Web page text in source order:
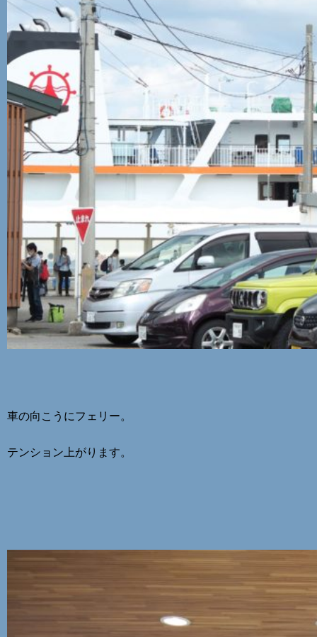
車の向こうにフェリー。
テンション上がります。